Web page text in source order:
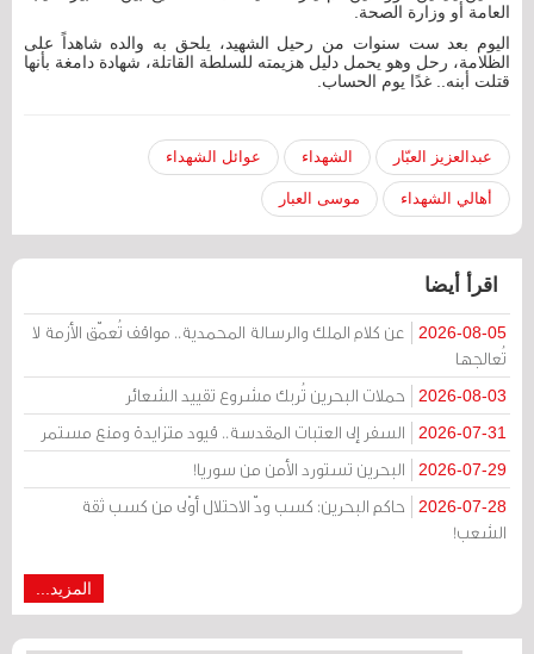
العامة أو وزارة الصحة.
اليوم بعد ست سنوات من رحيل الشهيد، يلحق به والده شاهداً على
الظلامة، رحل وهو يحمل دليل هزيمته للسلطة القاتلة، شهادة دامغة بأنها
قتلت أبنه.. غدًا يوم الحساب.
عبدالعزيز العبّار الشهداء عوائل الشهداء
أهالي الشهداء موسى العبار
اقرأ أيضا
2026-08-05
عن كلام الملك والرسالة المحمدية.. مواقف تُعمّق الأزمة لا
تُعالجها
2026-08-03 حملات البحرين تُربك مشروع تقييد الشعائر
2026-07-31 السفر إلى العتبات المقدسة.. قيود متزايدة ومنع مستمر
2026-07-29 البحرين تستورد الأمن من سوريا!
2026-07-28
حاكم البحرين: كسب ودّ الاحتلال أوْلى من كسب ثقة
الشعب!
المزيد...